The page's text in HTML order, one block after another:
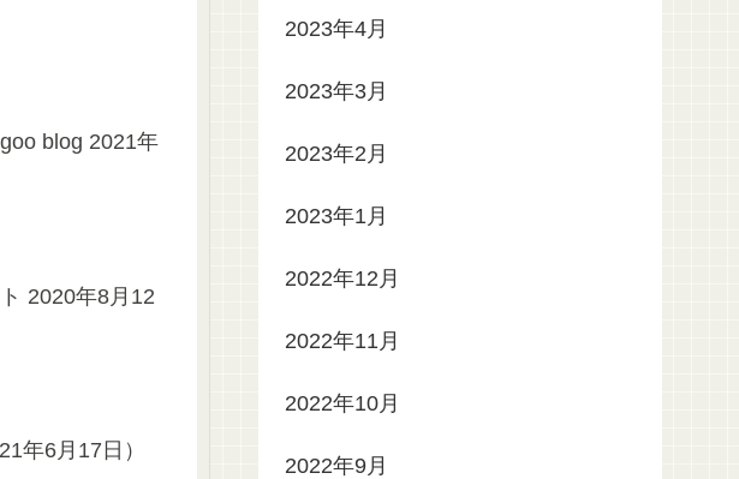
blog 2021年
2020年8月12
年6月17日）
2023年4月
2023年3月
2023年2月
2023年1月
2022年12月
2022年11月
2022年10月
2022年9月